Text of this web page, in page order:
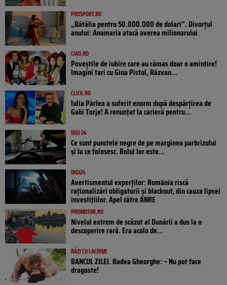
PROSPORT.RO
„Bătălia pentru 50.000.000 de dolari”. Divorțul
anului: Anamaria atacă averea milionarului
CIAO.RO
Poveştile de iubire care au rămas doar o amintire!
Imagini tari cu Gina Pistol, Răzvan...
CLICK.RO
Iulia Pârlea a suferit enorm după despărțirea de
Gabi Torje! A renunțat la carieră pentru...
DIGI 24
Ce sunt punctele negre de pe marginea parbrizului
și la ce folosesc. Rolul lor este...
DIGI24
Avertismentul experților: România riscă
raționalizări obligatorii și blackout, din cauza lipsei
investițiilor. Apel către ANRE
PROMOTOR.RO
Nivelul extrem de scăzut al Dunării a dus la o
descoperire rară. Era acolo de...
RÂZI CU LACRIMI
BANCUL ZILEI. Badea Gheorghe: – Nu pot face
dragoste!